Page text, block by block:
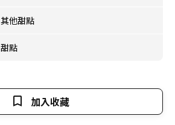
其他甜點
甜點
加入收藏